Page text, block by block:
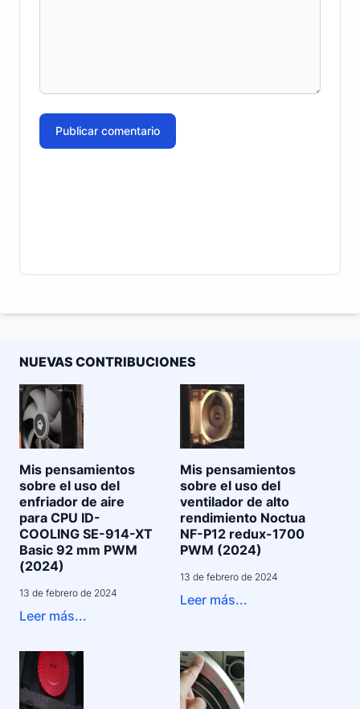
Publicar comentario
NUEVAS CONTRIBUCIONES
Mis pensamientos
sobre el uso del
enfriador de aire
para CPU ID-
COOLING SE-914-XT
Basic 92 mm PWM
(2024)
13 de febrero de 2024
Leer más...
Mis pensamientos
sobre el uso del
ventilador de alto
rendimiento Noctua
NF-P12 redux-1700
PWM (2024)
13 de febrero de 2024
Leer más...